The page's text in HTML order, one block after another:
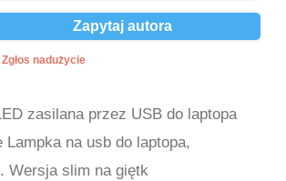
Zapytaj autora
Zgłos nadużycie
Ochrona danych osobowych *
zasilana przez USB do laptopa
Lampka na usb do laptopa,
Wersja slim na giętk